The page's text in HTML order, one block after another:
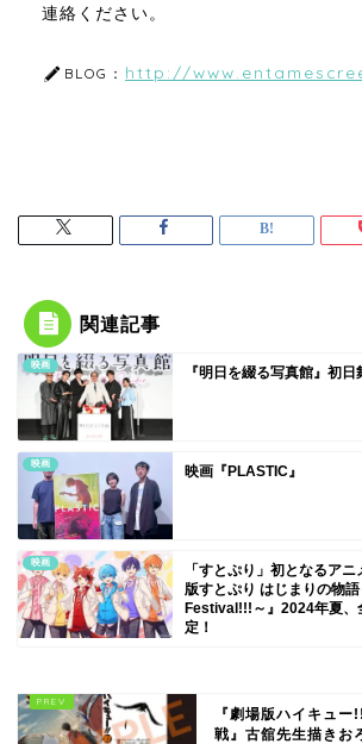
連絡ください。
BLOG： http://
関連記事
映画 『明日を綴る写真館』初日
映画 映画『PLASTIC』
映画
「すとぷり」初となるア
版すとぷり はじまりの物
Festival!!!～』2024年夏、
定！
『劇場版ハイキュ
戦』古舘先生描きお